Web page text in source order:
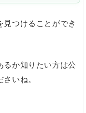
つけることができ
るか知りたい方は公
いね。